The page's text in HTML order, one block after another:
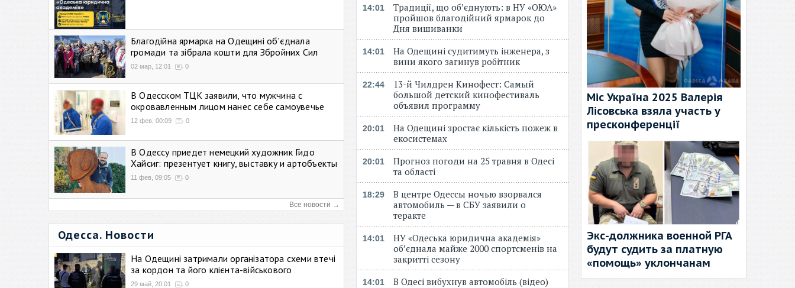
Благодійна ярмарка на Одещині об’єднала
громади та зібрала кошти для Збройних Сил
02 мар, 12:01 0
В Одесском ТЦК заявили, что мужчина с
окровавленным лицом нанес себе самоувечье
12 фев, 00:09 0
В Одессу приедет немецкий художник Гидо
Хайсиг: презентует книгу, выставку и артобъекты
11 фев, 09:05 0
Все новости →
Одесса. Новости
На Одещині затримали організатора схеми втечі
за кордон та його клієнта-військового
29 май, 20:01 0
14:01
Традиції, що об’єднують: в НУ «ОЮА»
пройшов благодійний ярмарок до
Дня вишиванки
14:01
На Одещині судитимуть інженера, з
вини якого загинув робітник
22:44
13-й Чилдрен Кинофест: Самый
большой детский кинофестиваль
объявил программу
20:01
На Одещині зростає кількість пожеж в
екосистемах
20:01
Прогноз погоди на 25 травня в Одесі
та області
18:29
В центре Одессы ночью взорвался
автомобиль — в СБУ заявили о
теракте
14:01
НУ «Одеська юридична академія»
об’єднала майже 2000 спортсменів на
закритті сезону
14:01 В Одесі вибухнув автомобіль (відео)
Міс Україна 2025 Валерія
Лісовська взяла участь у
пресконференції
Экс-должника военной РГА
будут судить за платную
«помощь» уклончанам